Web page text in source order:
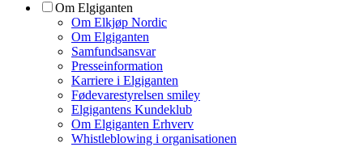
Om Elgiganten
Om Elkjøp Nordic
Om Elgiganten
Samfundsansvar
Presseinformation
Karriere i Elgiganten
Fødevarestyrelsen smiley
Elgigantens Kundeklub
Om Elgiganten Erhverv
Whistleblowing i organisationen